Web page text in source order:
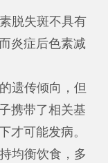
脱失斑不具有
炎症后色素减
遗传倾向，但
携带了相关基
才可能发病。
均衡饮食，多